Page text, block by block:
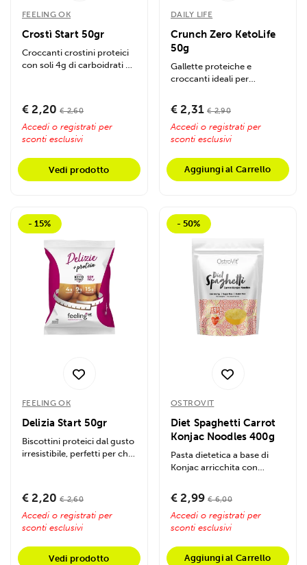
FEELING OK
Crostì Start 50gr
Croccanti crostini proteici
con soli 4g di carboidrati e
€ 2,20 € 2,60
Accedi o registrati per
sconti esclusivi
Vedi prodotto
DAILY LIFE
Crunch Zero KetoLife
50g
Gallette proteiche e
croccanti ideali per
spuntino...
€ 2,31 € 2,90
Accedi o registrati per
sconti esclusivi
Aggiungi al Carrello
- 15%
FEELING OK
Delizia Start 50gr
Biscottini proteici dal gusto
irresistibile, perfetti per chi
€ 2,20 € 2,60
Accedi o registrati per
sconti esclusivi
Vedi prodotto
- 50%
OSTROVIT
Diet Spaghetti Carrot
Konjac Noodles 400g
Pasta dietetica a base di
Konjac arricchita con
sostituire gli...
€ 2,99 € 6,00
Accedi o registrati per
sconti esclusivi
Aggiungi al Carrello